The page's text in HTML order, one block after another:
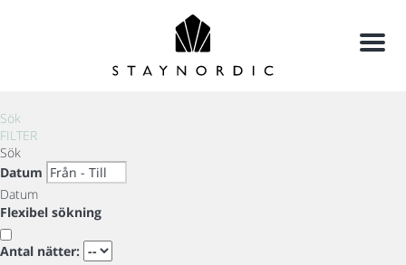
Meny
Sök
FILTER
Sök
Datum
Datum
Flexibel sökning
Antal nätter: